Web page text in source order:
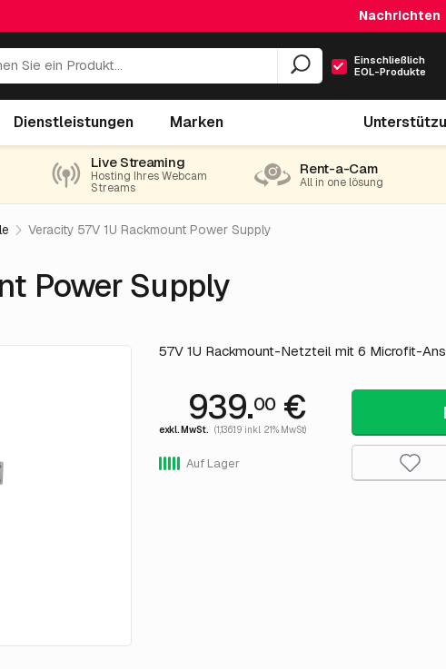
Nachrichten
Einschließlich
EOL-Produkte
Dienstleistungen Marken
Live Streaming
Hosting Ihres Webcam
Streams
Rent-a-Cam
All in one lösung
Veracity 57V 1U Rackmount Power Supply
Power Supply
57V 1U Rackmount-Netzteil mit 6 Microfit-
939.00€
exkl. MwSt. (1,136.19 inkl. 21% MwSt)
Auf Lager